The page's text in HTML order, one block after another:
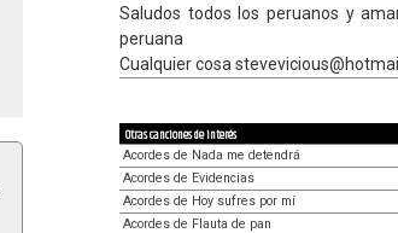
Saludos todos los peruanos y
peruana
Cualquier cosa
Otras canciones de interés
Acordes de Nada me detendrá
Acordes de Evidencias
Acordes de Hoy sufres por mí
Acordes de Flauta de pan